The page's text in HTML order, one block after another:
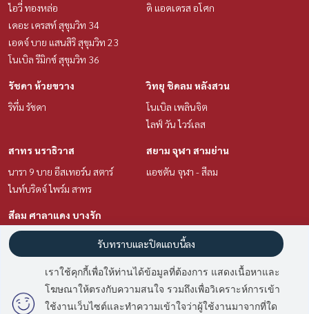
ไอวี่ ทองหล่อ
เดอะ เครสท์ สุขุมวิท 34
เอดจ์ บาย แสนสิริ สุขุมวิท 23
โนเบิล รีมิกซ์ สุขุมวิท 36
ดิ แอดเดรส อโศก
รัชดา ห้วยขวาง
ริทึ่ม รัชดา
วิทยุ ชิดลม หลังสวน
โนเบิล เพลินจิต
ไลฟ์ วัน ไวร์เลส
สาทร นราธิวาส
นารา 9 บาย อีสเทอร์น สตาร์
ไนท์บริดจ์ ไพร์ม สาทร
สยาม จุฬา สามย่าน
แอชตัน จุฬา - สีลม
สีลม ศาลาแดง บางรัก
แอชตัน สีลม
ทำเลน่าสนใจ
สาทร นราธิวาส
สยาม จุฬา สามย่าน
ข้อตกลงและเงื่อนไข
นโยบายความเป็นส่วนตัว
เราใช้คุกกี้เพื่อให้ท่านได้ข้อมูลที่ต้องการ แสดงเนื้อหาและ
โฆษณาให้ตรงกับความสนใจ รวมถึงเพื่อวิเคราะห์การเข้า
ใช้งานเว็บไซต์และทำความเข้าใจว่าผู้ใช้งานมาจากที่ใด
รับทราบและปิดแถบนี้ลง